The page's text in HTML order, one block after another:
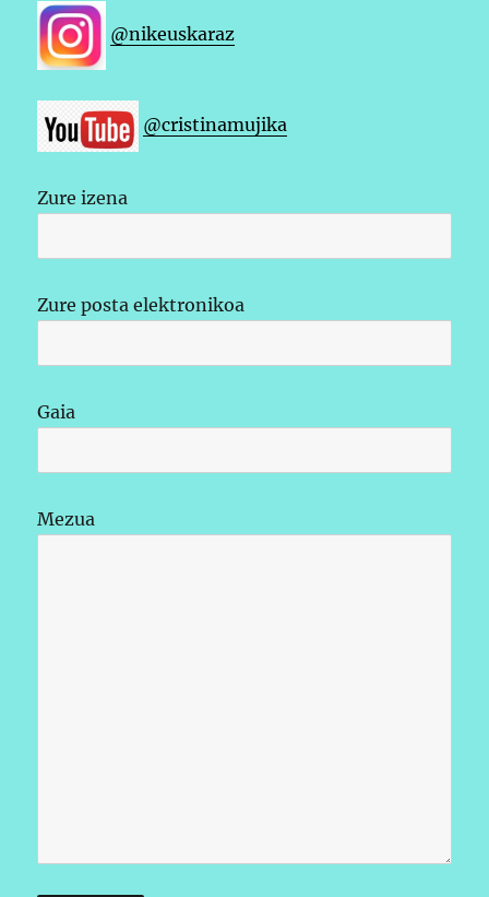
@nikeuskaraz
@cristinamujika
Zure izena
Zure posta elektronikoa
Gaia
Mezua